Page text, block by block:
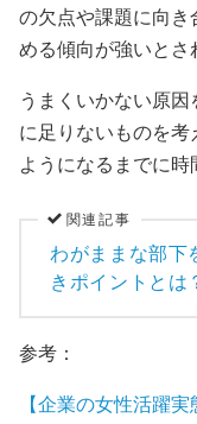
の欠点や課題に向き
める傾向が強いとさ
うまくいかない原
に足りないものを考
ようになるまでに時
関連記事
わがままな部下
きポイントとは
参考：
【企業の女性活躍